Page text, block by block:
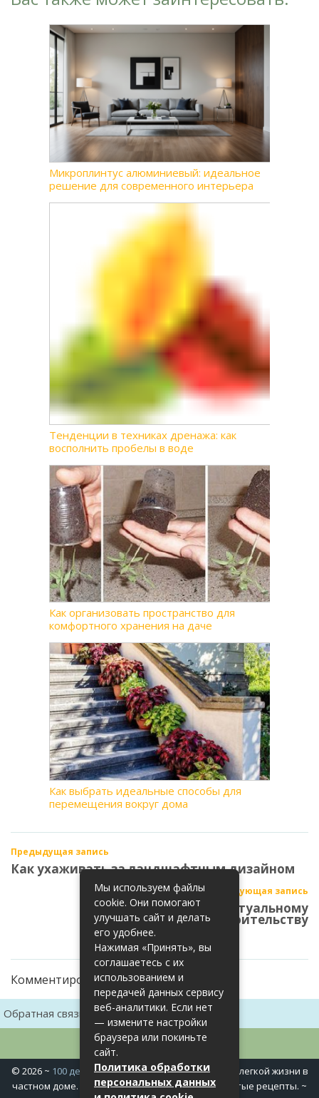
Микроплинтус алюминиевый: идеальное
решение для современного интерьера
Тенденции в техниках дренажа: как
восполнить пробелы в воде
Как организовать пространство для
комфортного хранения на даче
Как выбрать идеальные способы для
перемещения вокруг дома
Предыдущая запись
Как ухаживать за ландшафтным дизайном
Следующая запись
Путеводитель по актуальному
строительству
Комментирование закрыто
Обратная связь Карта сайта
© 2026~ 100 дел в доме~ Полезные хитрости для легкой жизни в
частном доме. Сад, огород, дела домашние, простые рецепты. ~
Мы используем файлы
cookie. Они помогают
улучшать сайт и делать
его удобнее.
Нажимая «Принять», вы
соглашаетесь с их
использованием и
передачей данных сервису
веб-аналитики. Если нет
— измените настройки
браузера или покиньте
сайт.
Политика обработки
персональных данных